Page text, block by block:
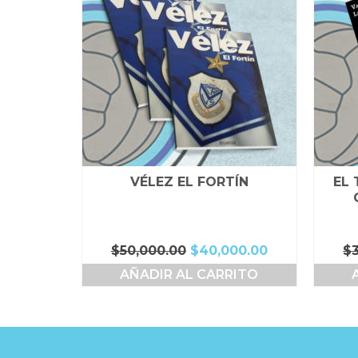
VÉLEZ EL FORTÍN
$50,000.00 El
precio
original
$40,000.00El
precio
AÑADIR AL CARRITO
EL
$